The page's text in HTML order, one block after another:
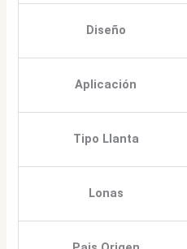
Diseño
Aplicación
Tipo Llanta
Lonas